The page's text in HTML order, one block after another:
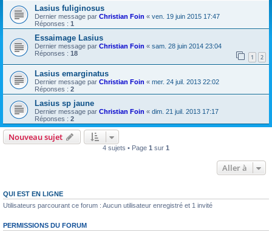
Lasius fuliginosus
Dernier message par Christian Foin « ven. 19 juin 2015 17:47
Réponses : 1
Essaimage Lasius
Dernier message par Christian Foin « sam. 28 juin 2014 23:04
Réponses : 18 1 2
Lasius emarginatus
Dernier message par Christian Foin « mer. 24 juil. 2013 22:02
Réponses : 2
Lasius sp jaune
Dernier message par Christian Foin « dim. 21 juil. 2013 17:17
Réponses : 2
Nouveau sujet
4 sujets • Page 1 sur 1
Aller à
QUI EST EN LIGNE
Utilisateurs parcourant ce forum : Aucun utilisateur enregistré et 1 invité
PERMISSIONS DU FORUM